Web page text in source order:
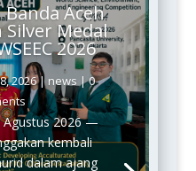
Banda Aceh
Silver Medal
2026
2026| news | 0
Agustus 2026 —
kembali
dalam ajang